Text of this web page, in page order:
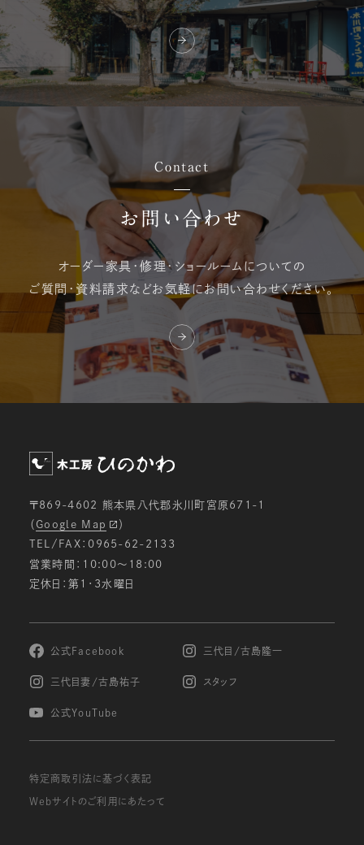
Contact
お問い合わせ
オーダー家具・修理・ ショールームについての
ご質問・資料請求などお気軽にお問い合わせください。
〒869-4602 熊本県八代郡氷川町宮原671-1
（ Google Map
）
TEL/FAX：0965-62-2133
営業時間：10:00〜18:00
定休日：第1・3水曜日
公式Facebook 三代目/古島隆一
三代目妻/古島祐子 スタッフ
公式YouTube
特定商取引法に基づく表記
Webサイトのご利用にあたって